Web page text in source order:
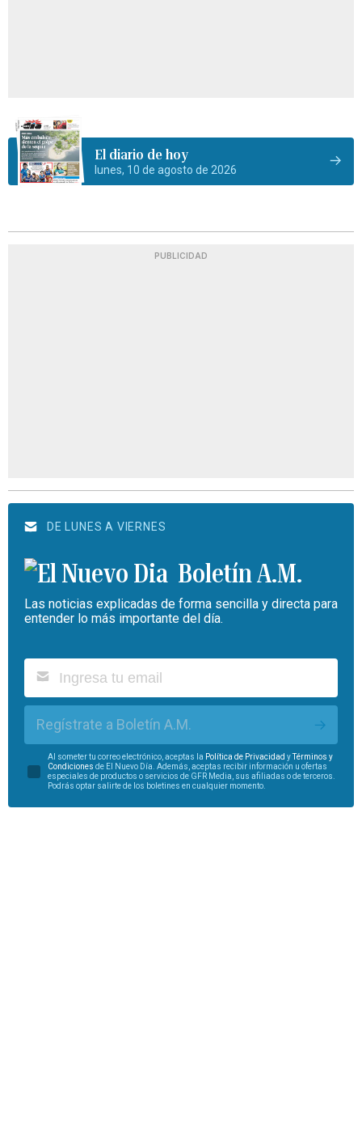
El diario de hoy
lunes, 10 de agosto de 2026
PUBLICIDAD
DE LUNES A VIERNES
Boletín A.M.
Las noticias explicadas de forma sencilla y directa para
entender lo más importante del día.
Regístrate a Boletín A.M.
Al someter tu correo electrónico, aceptas la Política de Privacidad yTérminos y
Condiciones de El Nuevo Día. Además, aceptas recibir información u ofertas
especiales de productos o servicios de GFR Media, sus afiliadas o de terceros.
Podrás optar salirte de los boletines en cualquier momento.